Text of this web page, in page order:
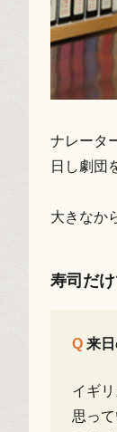
ナレータ
日し劇団
大きなか
寿司だ
来
イギ
思っ